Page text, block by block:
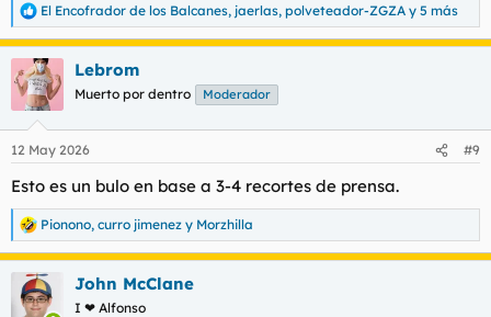
R
e
a
c
c
e
:
El Encofrador de los Balcanes, jaerlas, polveteador-ZGZA y 5 más
Lebrom
Muerto por dentro Moderador
12 May 2026 #9
Esto es un bulo en base a 3-4 recortes de prensa.
R
e
a
c
c
Pionono, curro jimenez y Morzhilla
John McClane
I ❤ Alfonso